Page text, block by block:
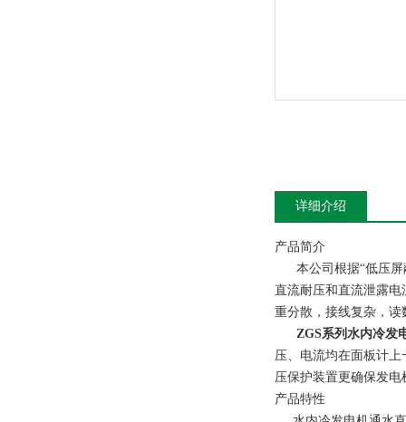
详细介绍
产品简介
本公司根据“低压屏
直流耐压和直流泄露
重分散，接线复杂，读
ZGS系列水内冷发
压、电流均在面板计
压保护装置更确保发
产品特性